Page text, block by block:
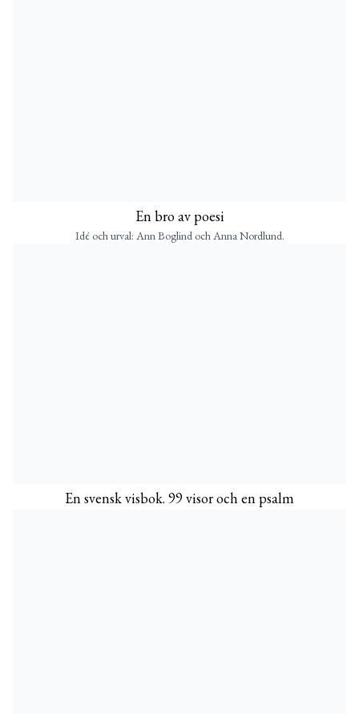
En bro av poesi
Idé och urval: Ann Boglind och Anna Nordlund.
En svensk visbok. 99 visor och en psalm